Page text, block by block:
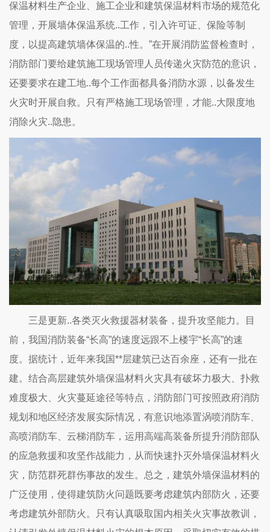
保温材料生产企业、施工企业和建筑保温材料市场的规范化
管理，开展墙体保温系统..工作，引入许可证、保险等制
度，以提高建筑墙体保温的..性。”在开展消防监督检查时，
消防部门要给建筑施工现场管理人员传递火灾防范的意识，
还要要求在建工地..每个工作面都具备消防水源，以备发生
火灾时开展自救。只有严格施工现场管理，才能..大限度地
消除火灾..隐患。
三是更新..各类灭火救援器材装备，提升攻坚能力。目
前，我国消防装备“长高”的速度远跟不上楼宇“长高”的速
度。据统计，近年来我国**层建筑已达百余座，还有一批在
建。结合高层建筑外墙保温材料火灾具有破坏力极大、扑救
难度极大、火灾蔓延途径等特点，消防部门可按照政府消防
规划和地区经济发展实际情况，有意识地添置涡喷消防车、
高喷消防车、云梯消防车，运用高端高装备所提升消防部队
的应急救援和攻坚作战能力，从而快速扑灭外墙保温材料火
灾，防范群死群伤事故的发生。总之，建筑外墙保温材料的
广泛使用，使得建筑防火问题既要考虑建筑内部防火，还要
考虑建筑外部防火。只有认真吸取国内相关火灾事故教训，